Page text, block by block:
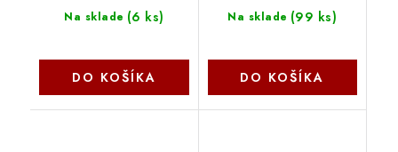
Na sklade (6 ks)
DO KOŠÍKA
Na sklade (99 ks)
DO KOŠÍKA